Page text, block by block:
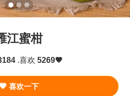
江蜜柑
.喜欢 5269
喜欢一下